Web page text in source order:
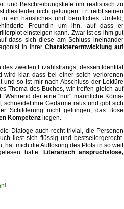
und Beschreibungstiefe um realistisch zu
dies leider nicht gelungen. Er treibt seinen
ein häusliches und berufliches Umfeld,
Freundin um ihn, auf dass er
einsteigen kann. Zwar ist es ihm gut
dass sich diese am Schluss ineinander
in ihrerCharaktererntwicklung auf
zweiten Erzählstrangs, dessen Identität
wird klar, dass bei einer solch verlorenen
so ist mir nach Abschluss der Lektüre
Thema des Buches, wir treffen gleich auf
Während der eine "nur" männliche Koma-
schneidet ihre Gedärme raus und gibt sich
Schilderung nicht gelungen, das Böse
Kompetenz liegen.
Dialoge auch recht trivial, die Personen
liest sich flüssig und bestsellergerecht.
hat mich die Auflösung des Plots in so weit
hatte.
Literarisch anspruchslose,